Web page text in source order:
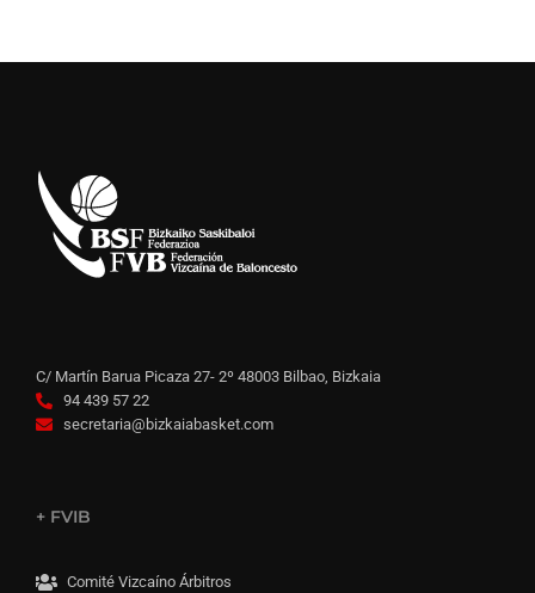
C/ Martín Barua Picaza 27- 2º 48003 Bilbao, Bizkaia
94 439 57 22
secretaria@bizkaiabasket.com
+ FVIB
Comité Vizcaíno Árbitros